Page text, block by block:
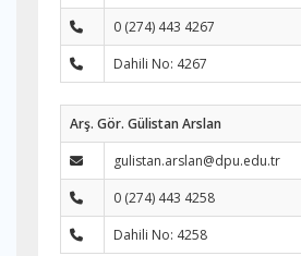
0 (274) 443 4267
Dahili No: 4267
Arş. Gör. Gülistan Arslan
gulistan.arslan@dpu.edu.tr
0 (274) 443 4258
Dahili No: 4258